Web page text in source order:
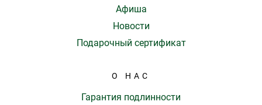
Афиша
Новости
Подарочный сертификат
О НАС
Гарантия подлинности